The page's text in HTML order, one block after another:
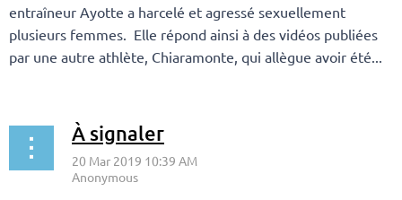
entraîneur Ayotte a harcelé et agressé sexuellement
plusieurs femmes. Elle répond ainsi à des vidéos publiées
par une autre athlète, Chiaramonte, qui allègue avoir été...
À signaler